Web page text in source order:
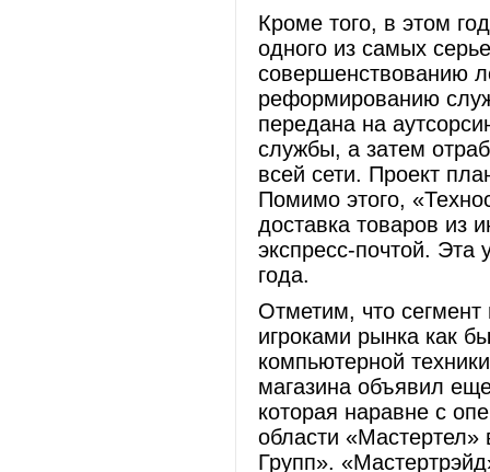
Кроме того, в этом
одного из самых
совершенствованию
реформированию
передана на
службы, а затем
всей сети. Проект
Помимо этого,
доставка товаров из
экспресс-почтой. Эта
года.
Отметим, что сегмент
игроками рынка как
компьютерной
магазина объявил
которая наравне с
области «Мастертел»
Групп».